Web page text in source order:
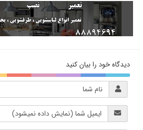
دیدگاه خود را بیان کنید